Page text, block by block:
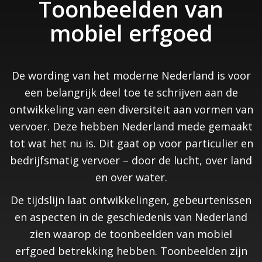
Toonbeelden van
mobiel erfgoed
De wording van het moderne Nederland is voor
een belangrijk deel toe te schrijven aan de
ontwikkeling van een diversiteit aan vormen van
vervoer. Deze hebben Nederland mede gemaakt
tot wat het nu is. Dit gaat op voor particulier en
bedrijfsmatig vervoer – door de lucht, over land
en over water.
De tijdslijn laat ontwikkelingen, gebeurtenissen
en aspecten in de geschiedenis van Nederland
zien waarop de toonbeelden van mobiel
erfgoed betrekking hebben. Toonbeelden zijn